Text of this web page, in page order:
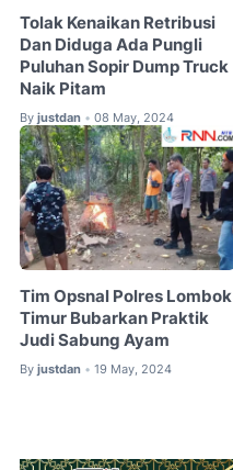
Tolak Kenaikan Retribusi
Dan Diduga Ada Pungli
Puluhan Sopir Dump Truck
Naik Pitam
By justdan • 08 May, 2024
Tim Opsnal Polres Lombok
Timur Bubarkan Praktik
Judi Sabung Ayam
By justdan • 19 May, 2024